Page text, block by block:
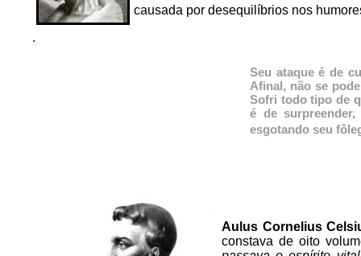
causada por desequilíbrios nos
.
Seu ataque é de
Afinal, não se
Sofri todo tipo de
é de
esgotando seu
Aulus Cornelius
constava de oito